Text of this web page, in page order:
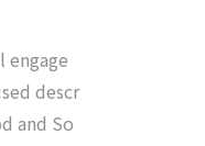
descr
and So